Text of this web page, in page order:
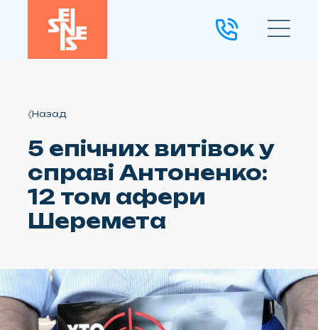
Назад
5 епічних витівок у
справі Антоненко:
12 том афери
Шеремета